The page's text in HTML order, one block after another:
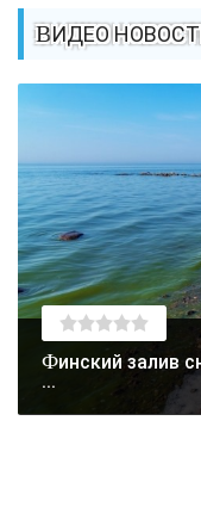
ВИДЕО
Финский залив снова стал зелёным: чем грозит
...